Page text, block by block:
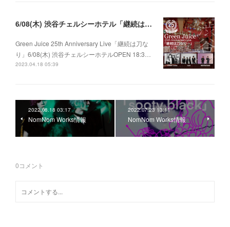
6/08(木) 渋谷チェルシーホテル「継続は刀なり…」
Green Juice 25th Anniversary Live「継続は刀な
り」6/08(木) 渋谷チェルシーホテルOPEN 18:3…
2023.04.18 05:39
2022.08.18 03:17
NomNom Works情報
2022.07.23 13:11
NomNom Works情報
0コメント